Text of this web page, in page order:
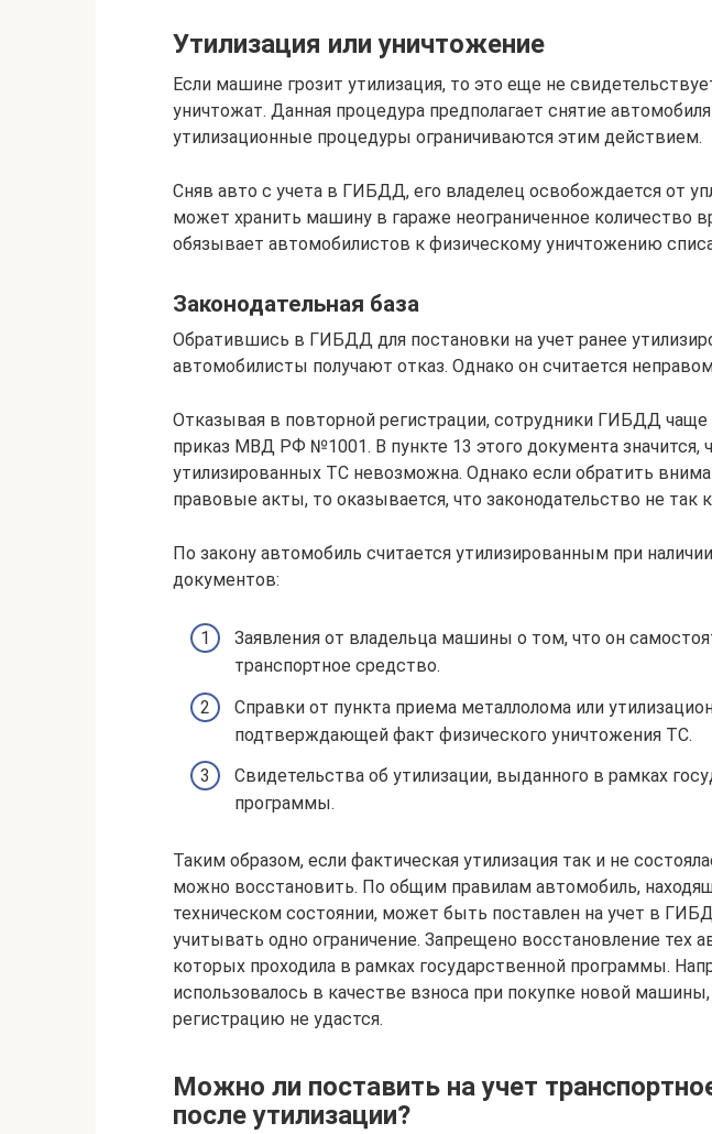
Утилизация или уничтожение
Если машине грозит утилизация, то это еще не
уничтожат. Данная процедура предполагает снятие
утилизационные процедуры ограничиваются этим действием.
Сняв авто с учета в ГИБДД, его владелец освобождается от
может хранить машину в гараже неограниченное количество
обязывает автомобилистов к физическому уничтожению
Законодательная база
Обратившись в ГИБДД для постановки на учет ранее
автомобилисты получают отказ. Однако он считается
Отказывая в повторной регистрации, сотрудники ГИБДД
приказ МВД РФ №1001. В пункте 13 этого документа значится,
утилизированных ТС невозможна. Однако если обратить
правовые акты, то оказывается, что законодательство не так
По закону автомобиль считается утилизированным при
документов:
Заявления от владельца машины о том, что он
транспортное средство.
Справки от пункта приема металлолома или
подтверждающей факт физического уничтожения ТС.
Свидетельства об утилизации, выданного в рамках
программы.
Таким образом, если фактическая утилизация так и не
можно восстановить. По общим правилам автомобиль,
техническом состоянии, может быть поставлен на учет в
учитывать одно ограничение. Запрещено восстановление тех
которых проходила в рамках государственной программы.
использовалось в качестве взноса при покупке новой
регистрацию не удастся.
Можно ли поставить на учет
после утилизации?